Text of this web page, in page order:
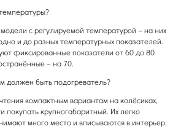
с регулируемой температурой – на них
и до разных температурных показателей.
фиксированные показатели от 60 до 80
– на 70.
должен быть подогреватель?
компактным вариантам на колёсиках,
покупать крупногабаритный. Их легко
много место и вписываются в интерьер.